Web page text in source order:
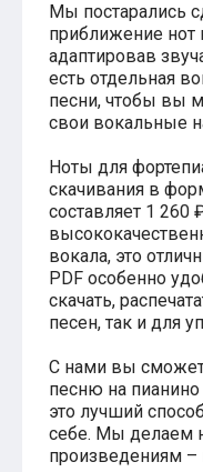
Реквием по мечте
Пираты Карибского
Сумерки
Величайший шоумен
Звездные войны
Ла ла Ленд
Бумер
Аладдин (2019)
Король лев (2019)
Брат-2
Властелин колец:
Гордость и
Классическая музыка
Времена года -
Сонаты Бетховена
Ноты для вальса
Из мультфильмов
Король лев
Холодное сердце
Мы постарались
приближение нот
адаптировав
есть отдельная
песни, чтобы вы
свои вокальные
Ноты для
скачивания в
составляет 1 260
вокала, это
PDF особенно
скачать,
песен, так и для
С нами вы
песню на
это лучший
себе. Мы делаем
произведениям –